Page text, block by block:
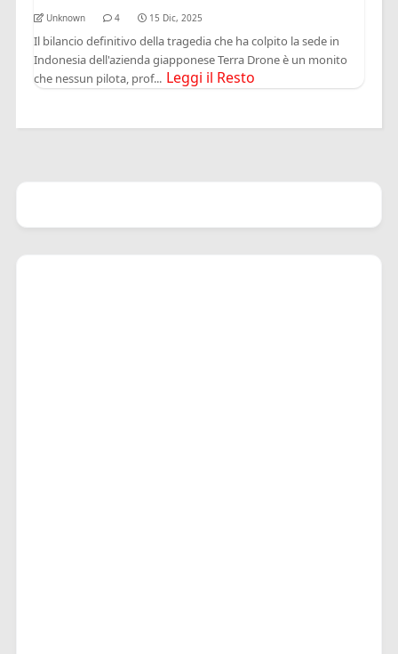
Unknown 4 15 Dic, 2025
Il bilancio definitivo della tragedia che ha colpito la sede in
Indonesia dell'azienda giapponese Terra Drone è un monito
che nessun pilota, prof... Leggi il Resto